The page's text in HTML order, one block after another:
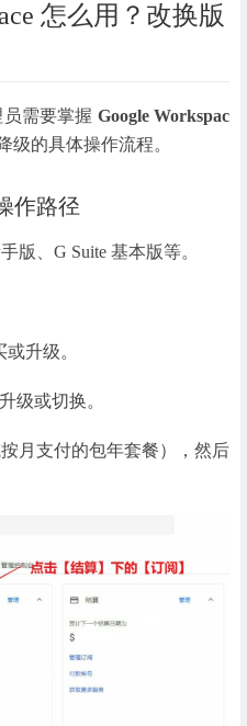
怎么用？改换版
需要掌握 Google Workspac
级的具体操作流程。
作路径
版、G Suite 基本版等。
升级。
升级或切换。
月支付的包年套餐），然后